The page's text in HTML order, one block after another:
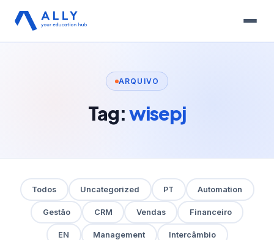
ARQUIVO
Tag:wisepj
Todos Uncategorized PT Automation
Gestão CRM Vendas Financeiro
EN Management Intercâmbio